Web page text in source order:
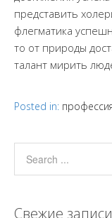
представить
флегматика
то от природы
талант мирить
Posted in:
Свежие записи